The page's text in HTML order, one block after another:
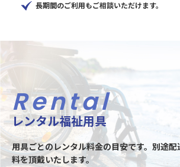
長期間のご利用もご相談いただけます。
Rental
レンタル福祉用具
用具ごとのレンタル料金の目安です。別途
料を頂戴いたします。